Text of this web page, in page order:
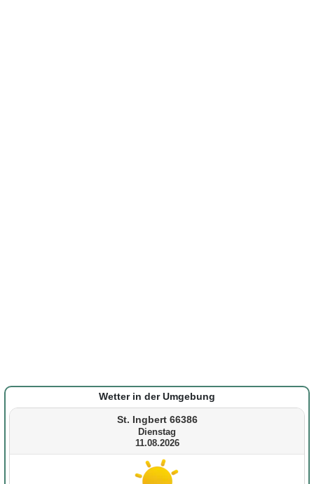
Wetter in der Umgebung
St. Ingbert 66386
Dienstag
11.08.2026